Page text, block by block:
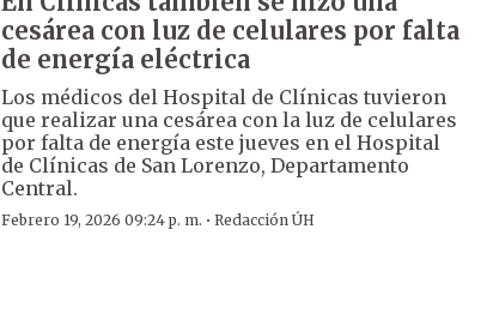
cesárea con luz de celulares por falta
de energía eléctrica
Los médicos del Hospital de Clínicas tuvieron
que realizar una cesárea con la luz de celulares
por falta de energía este jueves en el Hospital
de Clínicas de San Lorenzo, Departamento
Central.
Febrero 19, 2026 09:24 p. m. ·Redacción ÚH